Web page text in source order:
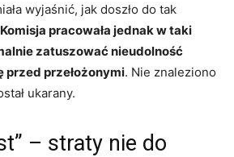
wyjaśnić, jak doszło do tak
Komisja pracowała jednak w taki
zatuszować nieudolność
przed przełożonymi. Nie znaleziono
ukarany.
– straty nie do